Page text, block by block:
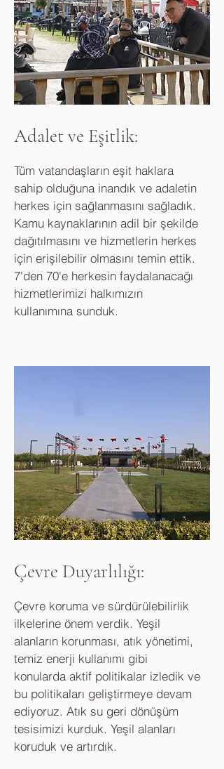
Adalet ve Eşitlik:
Tüm vatandaşların eşit haklara
sahip olduğuna inandık ve adaletin
herkes için sağlanmasını sağladık.
Kamu kaynaklarının adil bir şekilde
dağıtılmasını ve hizmetlerin herkes
için erişilebilir olmasını temin ettik.
7'den 70'e herkesin faydalanacağı
hizmetlerimizi halkımızın
kullanımına sunduk.
Çevre Duyarlılığı:
Çevre koruma ve sürdürülebilirlik
ilkelerine önem verdik. Yeşil
alanların korunması, atık yönetimi,
temiz enerji kullanımı gibi
konularda aktif politikalar izledik ve
bu politikaları geliştirmeye devam
ediyoruz. Atık su geri dönüşüm
tesisimizi kurduk. Yeşil alanları
koruduk ve artırdık.